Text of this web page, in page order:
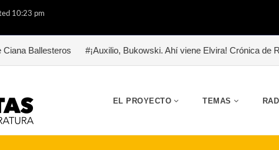
10:23 pm
#¡Auxilio, Bukowski. Ahí viene Elvira! Crónica de Rubén Darío
EL PROYECTO TEMAS